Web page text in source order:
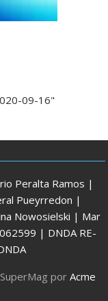
09-16"
Peralta Ramos |
Pueyrredon |
Nowosielski | Mar
| DNDA RE-
porAcme